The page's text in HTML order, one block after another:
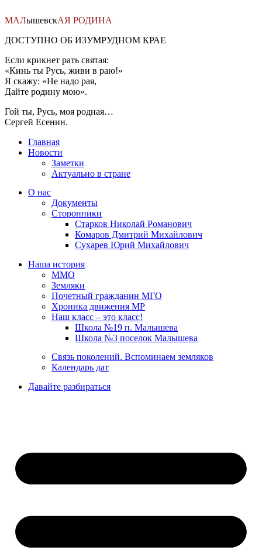
к
МАЛышевскАЯ РОДИНА
ДОСТУПНО ОБ ИЗУМРУДНОМ КРАЕ
Если крикнет рать святая:
«Кинь ты Русь, живи в раю!»
Я скажу: «Не надо рая,
Дайте родину мою».
Гой ты, Русь, моя родная…
Сергей Есенин.
Главная
Новости
Заметки
Актуально в стране
О нас
Документы
Сторонники
Старков Николай Романович
Комаров Дмитрий Михайлович
Сухарев Юрий Михайлович
Наша история
ММО
Земляки
Почетный гражданин МГО
Хроника движения МР
Наш класс – это класс!
Школа №19 п. Малышева
Школа №3 поселок Малышева
Связь поколений. Вспоминаем земляков
Календарь дат
Давайте разбираться